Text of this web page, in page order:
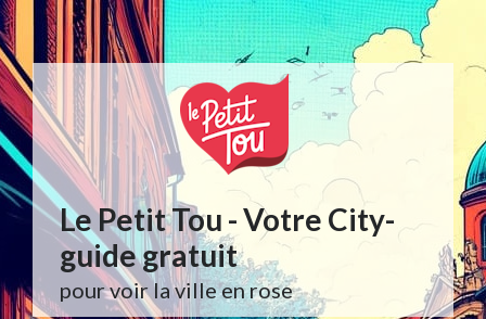
Aller
au
contenu
Le Petit Tou - Votre City-
guide gratuit
pour voir la ville en rose